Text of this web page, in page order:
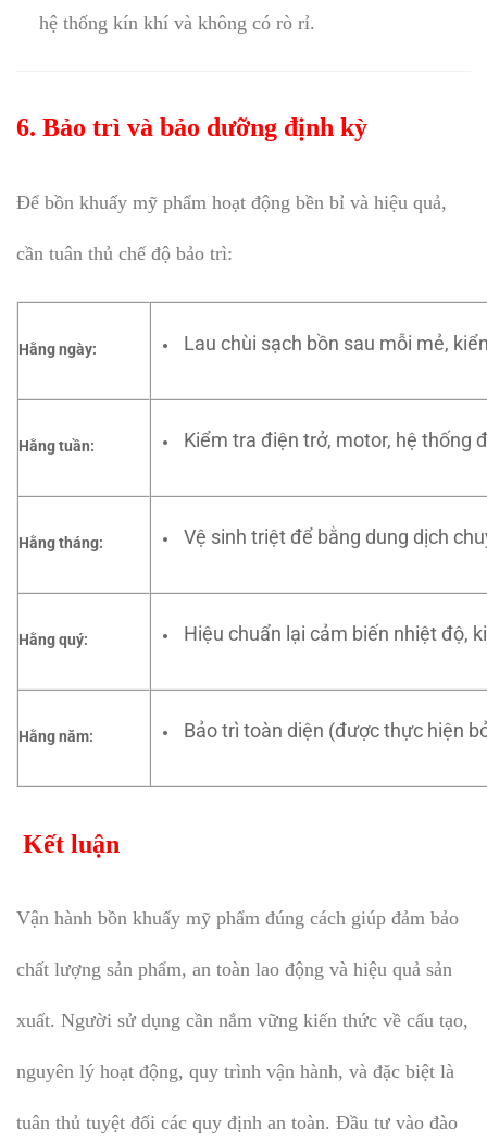
hệ thống kín khí và không có rò rỉ.
6. Bảo trì và bảo dưỡng định kỳ
Để bồn khuấy mỹ phẩm hoạt động bền bỉ và hiệu quả,
cần tuân thủ chế độ bảo trì:
Hằng ngày: Lau chùi sạch bồn sau mỗi mẻ,
Hằng tuần: Kiểm tra điện trở, motor, hệ thống
Hằng tháng: Vệ sinh triệt để bằng dung dịch
Hằng quý: Hiệu chuẩn lại cảm biến nhiệt độ,
Hằng năm: Bảo trì toàn diện (được thực hiện
Kết luận
Vận hành bồn khuấy mỹ phẩm đúng cách giúp đảm bảo
chất lượng sản phẩm, an toàn lao động và hiệu quả sản
xuất. Người sử dụng cần nắm vững kiến thức về cấu tạo,
nguyên lý hoạt động, quy trình vận hành, và đặc biệt là
tuân thủ tuyệt đối các quy định an toàn. Đầu tư vào đào